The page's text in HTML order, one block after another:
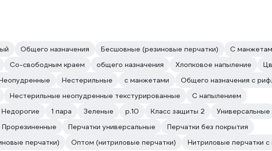
Общего назначения Бесшовные (резиновые перчатки)
С
Со-свободным краем общего назначения Хлопковое напыление
Нестерильные с манжетами
Общего назначения с
Нестерильные неопудренные текстурированные
С напылением
Недорогие 1 пара Зеленые р.10 Класс защиты 2 Универсальные
Прорезиненные Перчатки универсальные
Перчатки без покрытия
перчатки) Оптом (нитриловые перчатки) Нитриловые перчатки